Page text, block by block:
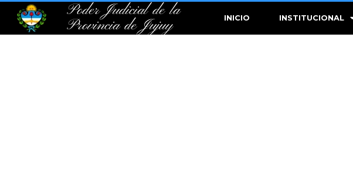
Poder Judicial de la
Provincia de Jujuy
INICIO INSTITUCIONAL